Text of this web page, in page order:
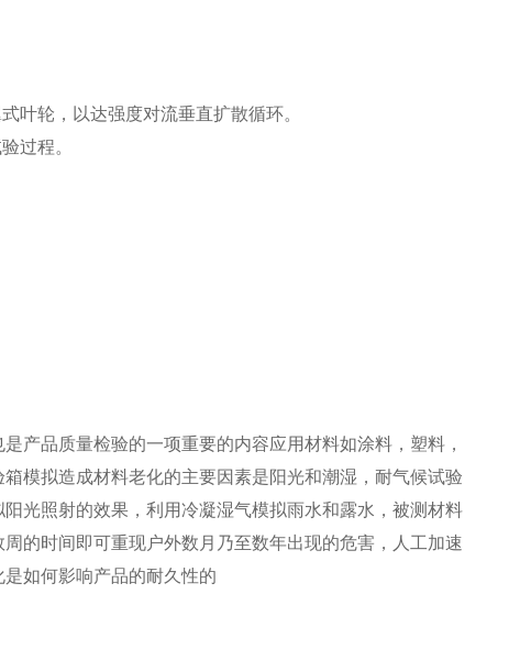
叶轮，以达强度对流垂直扩散循环。
过程。
产品质量检验的一项重要的内容应用材料如涂料，塑料，
模拟造成材料老化的主要因素是阳光和潮湿，耐气候试验
光照射的效果，利用冷凝湿气模拟雨水和露水，被测材料
的时间即可重现户外数月乃至数年出现的危害，人工加速
如何影响产品的耐久性的